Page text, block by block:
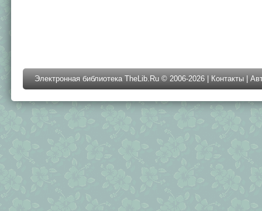
Электронная библиотека TheLib.Ru © 2006-2026 | Контакты |